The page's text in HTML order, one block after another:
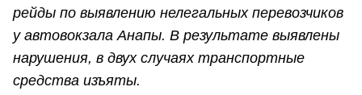
рейды по выявлению нелегальных перевозчиков
у автовокзала Анапы. В результате выявлены
нарушения, в двух случаях транспортные
средства изъяты.